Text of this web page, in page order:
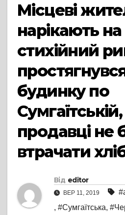
Місцеві
нарікають на
стихійний
будинку по
продавці не
втрачати
Від editor
ВЕР 11, 2019
, #Сумгаїтська,